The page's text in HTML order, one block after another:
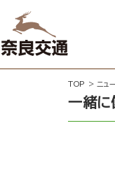
TOP > ニュ
一緒に